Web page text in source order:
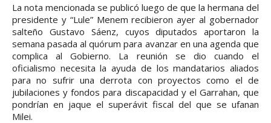
La nota mencionada se publicó luego de que la hermana del
presidente y “Lule” Menem recibieron ayer al gobernador
salteño Gustavo Sáenz, cuyos diputados aportaron la
semana pasada al quórum para avanzar en una agenda que
complica al Gobierno. La reunión se dio cuando el
oficialismo necesita la ayuda de los mandatarios aliados
para no sufrir una derrota con proyectos como el de
jubilaciones y fondos para discapacidad y el Garrahan, que
pondrían en jaque el superávit fiscal del que se ufanan
Milei.